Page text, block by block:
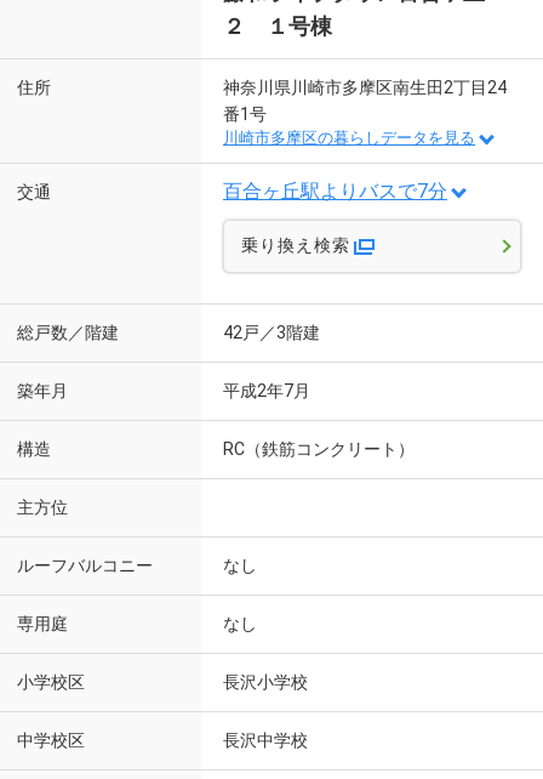
２ １号棟
住所
神奈川県川崎市多摩区南生田2丁目24
番1号
川崎市多摩区の暮らしデータを見る
交通 百合ヶ丘駅よりバスで7分
乗り換え検索
総戸数／階建 42戸／3階建
築年月 平成2年7月
構造 RC（鉄筋コンクリート）
主方位
ルーフバルコニー なし
専用庭 なし
小学校区 長沢小学校
中学校区 長沢中学校